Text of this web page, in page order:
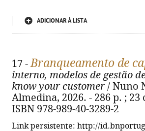
ADICIONAR À LISTA
17 -Branqueamento de
interno, modelos de gestão
know your customer/ Nuno
Almedina, 2026. - 286 p. ;
ISBN 978-989-40-3289-2
Link persistente: http://